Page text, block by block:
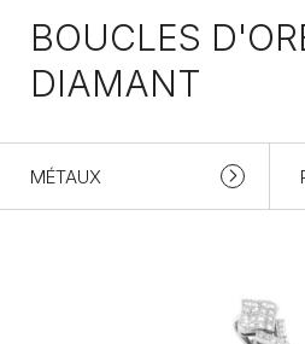
BOUCLES
DIAMANT
MÉTAUX